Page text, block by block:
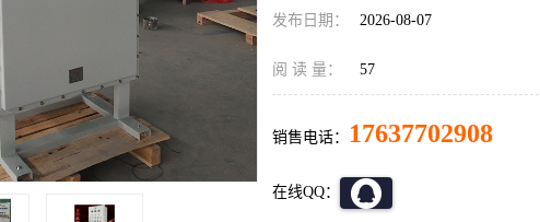
发布日期： 2026-08-07
阅 读 量： 57
销售电话： 17637702908
在线QQ：